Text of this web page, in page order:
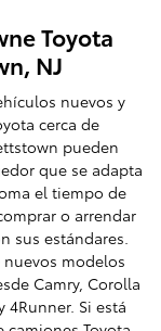
Toyota
NJ
nuevos y
cerca de
pueden
que se adapta
el tiempo de
o arrendar
sus estándares.
modelos
Camry, Corolla
4Runner. Si está